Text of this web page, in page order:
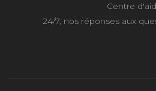
Centre
24/7, nos réponses aux